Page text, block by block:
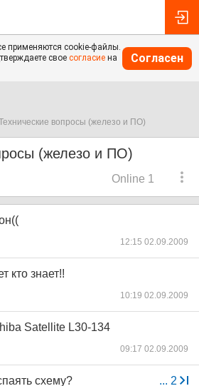
применяются cookie-файлы.
свое согласие на
Согласен
вопросы (железо и ПО)
(железо и ПО)
Online 1
12:15 02.09.2009
кто знает!!
10:19 02.09.2009
Satellite L30-134
09:17 02.09.2009
... 2
схему?